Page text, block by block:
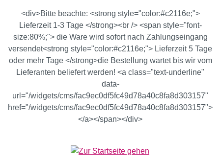
Zum Hauptinhalt springen
<div>Bitte beachte: <strong style="color:#c2116e;">
Lieferzeit 1-3 Tage </strong><br /> <span style="font-
size:80%;"> die Ware wird sofort nach Zahlungseingang
versendet<strong style="color:#c2116e;"> Lieferzeit 5 Tage
oder mehr Tage </strong>die Bestellung wartet bis wir vom
Lieferanten beliefert werden! <a class="text-underline"
data-
url="/widgets/cms/fac9ec0df5fc49d78a40c8fa8d303157"
href="/widgets/cms/fac9ec0df5fc49d78a40c8fa8d303157">
</a></span></div>